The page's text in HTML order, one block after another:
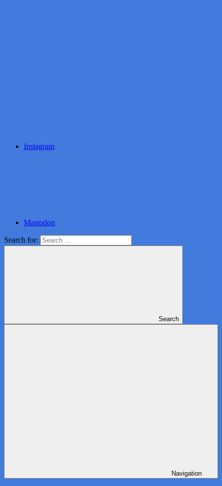
Instagram
Mastodon
Search for:
Search
Navigation